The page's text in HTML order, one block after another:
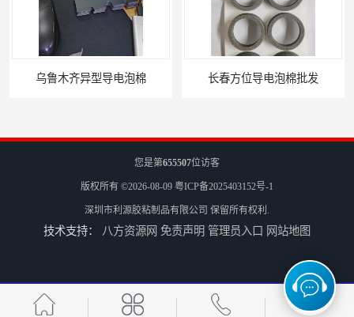
长春方位导电泡棉批发 沈阳硅胶橡垫定制
贵阳硅胶垫片厂家
您是第655507位访客
版权所有 ©2026-08-09 粤ICP备2025403152号-1
深圳市利源胶粘制品有限公司 保留所有权利.
技术支持： 八方资源网 免责声明 管理员入口 网站地图